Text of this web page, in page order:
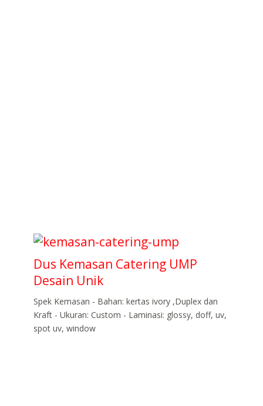
Dus Kemasan Catering UMP
Desain Unik
Spek Kemasan - Bahan: kertas ivory ,Duplex dan
Kraft - Ukuran: Custom - Laminasi: glossy, doff, uv,
spot uv, window